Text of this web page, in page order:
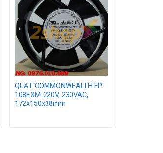
QUẠT COMMONWEALTH FP-
108EXM-220V, 230VAC,
172x150x38mm